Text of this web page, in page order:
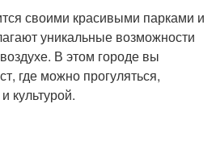
своими красивыми парками и
уникальные возможности
В этом городе вы
где можно прогуляться,
культурой.